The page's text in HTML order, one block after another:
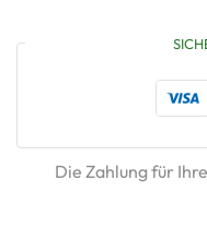
Die Zahlung für